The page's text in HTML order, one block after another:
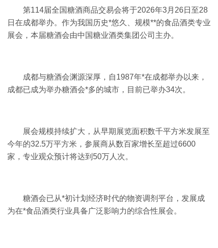
第114届全国糖酒商品交易会将于2026年3月26日至28
日在成都举办。作为我国历史*悠久、规模**的食品酒类专业
展会，本届糖酒会由中国糖业酒类集团公司主办。
成都与糖酒会渊源深厚，自1987年*在成都举办以来，
成都已成为举办糖酒会*多的城市，目前已举办34次。
展会规模持续扩大，从早期展览面积数千平方米发展至
今年的32.5万平方米，参展商从数百家增长至超过6600
家，专业观众预计将达到50万人次。
糖酒会已从*初计划经济时代的物资调剂平台，发展成
为在*食品酒类行业具备广泛影响力的综合性展会。